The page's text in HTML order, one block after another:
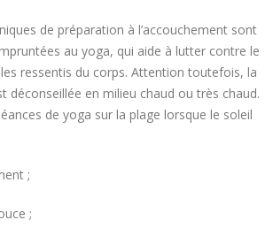
de préparation à l’accouchement sont
au yoga, qui aide à lutter contre le
ressentis du corps. Attention toutefois, la
déconseillée en milieu chaud ou très chaud.
de yoga sur la plage lorsque le soleil
;
;